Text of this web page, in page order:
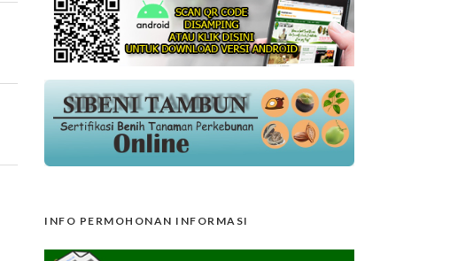
INFO PERMOHONAN INFORMASI